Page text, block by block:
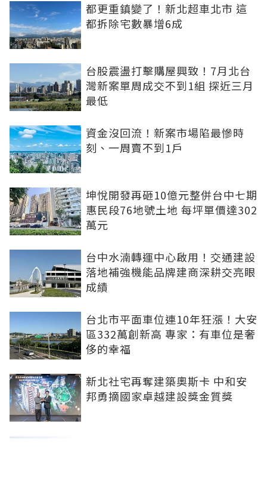
都更重鎮變了！新北超車北市 這
都拆除宅數暴增6成
台股震盪打擊購屋興致！7月北台
灣新案單周成交不到1組 探近三月
最低
資金沒回流！新案市場陷最慘時
刻、一周賣不到1戶
坤悅開發再砸10億元整併台中七期
惠民段76地號土地 每坪單價達302
萬元
台中水湳轉運中心啟用！交通建設
落地補強機能品牌建商深耕交亮眼
成績
台北市平面車位連10年狂漲！大安
區332萬創新高 專家：有車位是奢
侈的幸福
新北社宅再奪建築奧斯卡 中和安
邦勇摘國家卓越建設獎金質獎